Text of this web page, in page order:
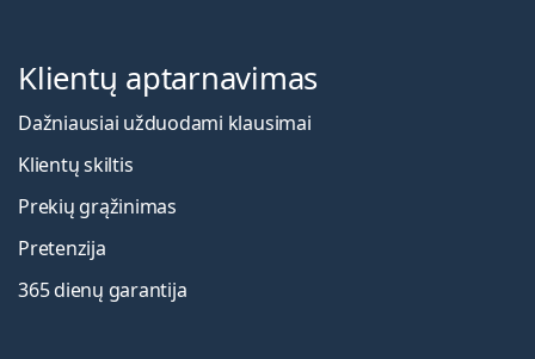
Klientų aptarnavimas
Dažniausiai užduodami klausimai
Klientų skiltis
Prekių grąžinimas
Pretenzija
365 dienų garantija